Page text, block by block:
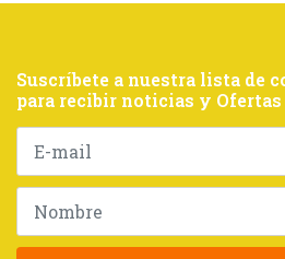
Suscríbete a nuestra lista de
para recibir noticias y